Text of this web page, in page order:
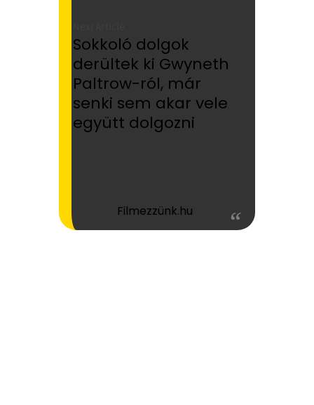
Sokkoló dolgok
derültek ki Gwyneth
Paltrow-ról, már
senki sem akar vele
együtt dolgozni
Filmezzünk.hu